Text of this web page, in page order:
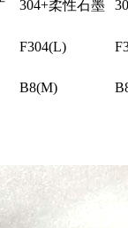
304+柔性石墨
F304(L)
B8(M)